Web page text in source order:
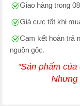
Giao hàng trong
Giá cực tốt khi
Cam kết hoàn trả
nguồn gốc.
"Sản phẩm
Nhưng